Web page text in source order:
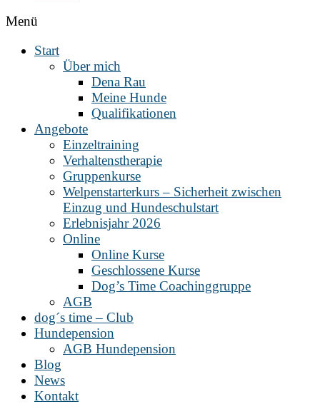
Menü
Start
Über mich
Dena Rau
Meine Hunde
Qualifikationen
Angebote
Einzeltraining
Verhaltenstherapie
Gruppenkurse
Welpenstarterkurs – Sicherheit zwischen
Einzug und Hundeschulstart
Erlebnisjahr 2026
Online
Online Kurse
Geschlossene Kurse
Dog’s Time Coachinggruppe
AGB
dog´s time – Club
Hundepension
AGB Hundepension
Blog
News
Kontakt